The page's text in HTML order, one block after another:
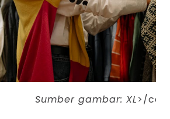
Sumber gambar: XL>/